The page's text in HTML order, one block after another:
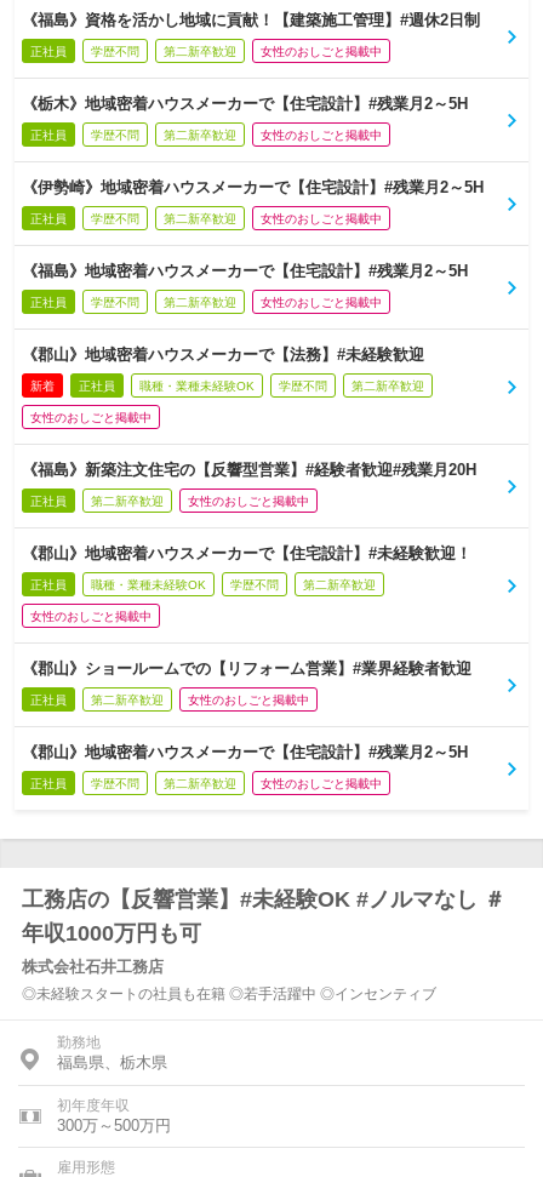
《福島》資格を活かし地域に貢献！【建築施工管理】#週休2日制
正社員 学歴不問 第二新卒歓迎 女性のおしごと掲載中
《栃木》地域密着ハウスメーカーで【住宅設計】#残業月2～5H
正社員 学歴不問 第二新卒歓迎 女性のおしごと掲載中
《伊勢崎》地域密着ハウスメーカーで【住宅設計】#残業月2～5H
正社員 学歴不問 第二新卒歓迎 女性のおしごと掲載中
《福島》地域密着ハウスメーカーで【住宅設計】#残業月2～5H
正社員 学歴不問 第二新卒歓迎 女性のおしごと掲載中
《郡山》地域密着ハウスメーカーで【法務】#未経験歓迎
新着 正社員 職種・業種未経験OK 学歴不問 第二新卒歓迎
女性のおしごと掲載中
《福島》新築注文住宅の【反響型営業】#経験者歓迎#残業月20H
正社員 第二新卒歓迎 女性のおしごと掲載中
《郡山》地域密着ハウスメーカーで【住宅設計】#未経験歓迎！
正社員 職種・業種未経験OK 学歴不問 第二新卒歓迎
女性のおしごと掲載中
《郡山》ショールームでの【リフォーム営業】#業界経験者歓迎
正社員 第二新卒歓迎 女性のおしごと掲載中
《郡山》地域密着ハウスメーカーで【住宅設計】#残業月2～5H
正社員 学歴不問 第二新卒歓迎 女性のおしごと掲載中
工務店の【反響営業】#未経験OK #ノルマなし ＃
年収1000万円も可
株式会社石井工務店
◎未経験スタートの社員も在籍 ◎若手活躍中 ◎インセンティブ
勤務地
福島県、栃木県
初年度年収
300万～500万円
雇用形態